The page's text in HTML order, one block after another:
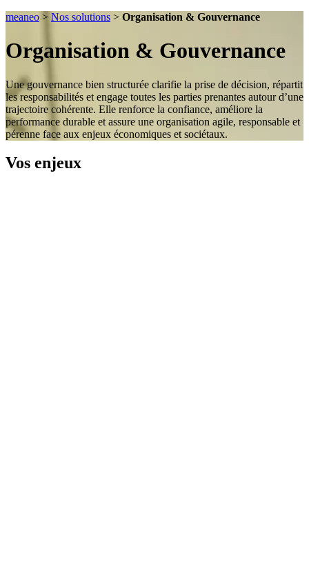
meaneo > Nos solutions > Organisation & Gouvernance
Organisation & Gouvernance
Une gouvernance bien structurée clarifie la prise de décision, répartit
les responsabilités et engage toutes les parties prenantes autour d’une
trajectoire cohérente. Elle renforce la confiance, améliore la
performance durable et assure une organisation agile, responsable et
pérenne face aux enjeux économiques et sociétaux.
Vos enjeux